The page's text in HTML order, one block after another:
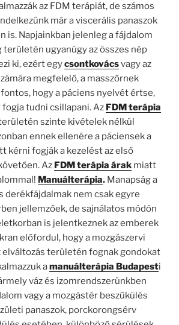
az FDM terápiát, de számos
már a viscerális panaszok
is. Napjainkban jelenleg a fájdalom
területén ugyanúgy az összes nép
ki, ezért egycsontkovácsvagy az
megfelelő, a masszőrnek
hogy a páciens nyelvét értse,
tudni csillapani. Az FDM terápia
szinte kivételek nélkül
ennek ellenére a páciensek a
kérni fogják a kezelést az első
Az FDM terápia árak miatt
Manuálterápia. Manapság a
derékfájdalmak nem csak egyre
jellemzőek, de sajnálatos módón
is jelentkeznek az emberek
előfordul, hogy a mozgászervi
elváltozás területén fognak gondokat
amanuálterápia Budapesti
váz és izomrendszerünkben
vagy a mozgástér beszűkülés
panaszok, porckorongsérv